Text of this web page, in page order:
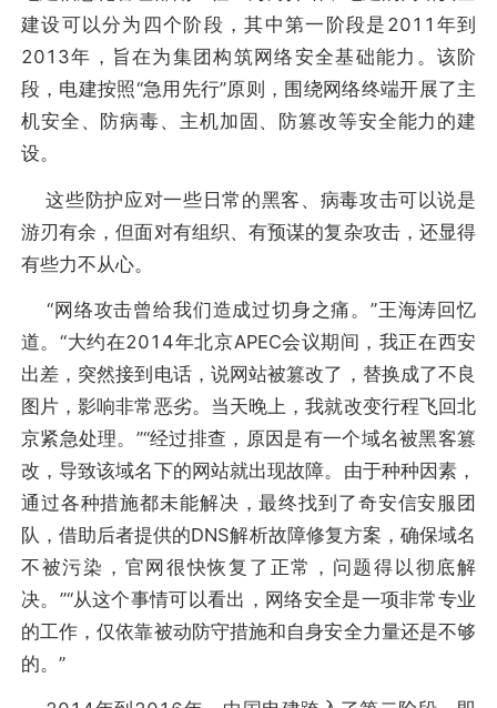
建设可以分为四个阶段，其中第一阶段是2011年到
2013年，旨在为集团构筑网络安全基础能力。该阶
段，电建按照“急用先行”原则，围绕网络终端开展了主
机安全、防病毒、主机加固、防篡改等安全能力的建
设。
这些防护应对一些日常的黑客、病毒攻击可以说是
游刃有余，但面对有组织、有预谋的复杂攻击，还显得
有些力不从心。
“网络攻击曾给我们造成过切身之痛。”王海涛回忆
道。“大约在2014年北京APEC会议期间，我正在西安
出差，突然接到电话，说网站被篡改了，替换成了不良
图片，影响非常恶劣。当天晚上，我就改变行程飞回北
京紧急处理。”“经过排查，原因是有一个域名被黑客篡
改，导致该域名下的网站就出现故障。由于种种因素，
通过各种措施都未能解决，最终找到了奇安信安服团
队，借助后者提供的DNS解析故障修复方案，确保域名
不被污染，官网很快恢复了正常，问题得以彻底解
决。”“从这个事情可以看出，网络安全是一项非常专业
的工作，仅依靠被动防守措施和自身安全力量还是不够
的。”